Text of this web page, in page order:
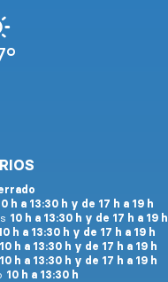
h a 13:30 h y de 17 h a 19 h
10 h a 13:30 h y de 17 h a 19 h
h a 13:30 h y de 17 h a 19 h
10 h a 13:30 h y de 17 h a 19 h
10 h a 13:30 h y de 17 h a 19 h
10 h a 13:30 h